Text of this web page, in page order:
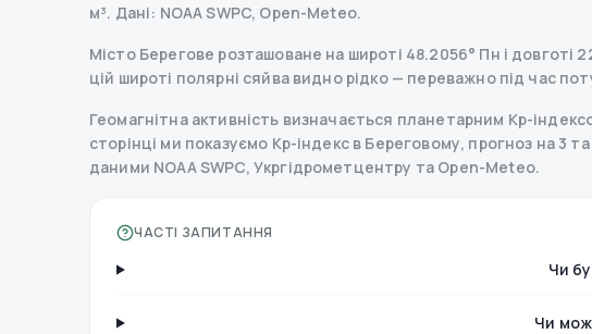
м³. Дані: NOAA SWPC, Open-Meteo.
Місто Берегове розташоване на широті 48.2056° Пн і довготі
цій широті полярні сяйва видно рідко — переважно під час
Геомагнітна активність визначається планетарним Kp-
сторінці ми показуємо Kp-індекс в Береговому, прогноз на 3
даними NOAA SWPC, Укргідрометцентру та Open-Meteo.
ЧАСТІ ЗАПИТАННЯ
Чи
Чи